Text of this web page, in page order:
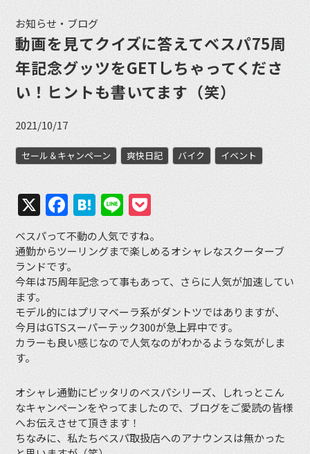
お知らせ・ブログ
動画を見てクイズに答えてベスパ75周
年記念グッツをGETしちゃってくださ
い！ヒントも書いてます（笑）
2021/10/17
セール＆キャンペーン 爽快日記 バイク イベント
X Facebook
Hatena
Line
ベスパって不動の人気ですね。
通勤からツーリングまで楽しめるオシャレなスクーターブ
ランドです。
今年は75周年記念って事もあって、さらに人気が加速してい
ます。
モデル的にはプリマベーラ系がダントツではありますが、
今月はGTSスーパーテック300が急上昇中です。
カラーも良い感じなので人気なのがわかるような気がしま
す。
オシャレ通勤にピッタリのベスパシリーズ、しれっとこん
なキャンペーンをやってましたので、ブログをご愛読の皆様
へお伝えさせて頂きます！
ちなみに、私たちベスパ取扱店へのアナウンスは無かった